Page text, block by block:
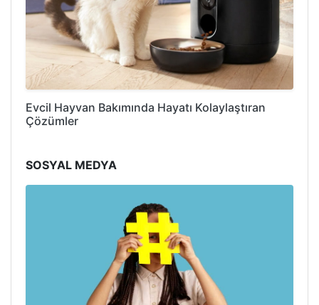
Evcil Hayvan Bakımında Hayatı Kolaylaştıran
Çözümler
SOSYAL MEDYA